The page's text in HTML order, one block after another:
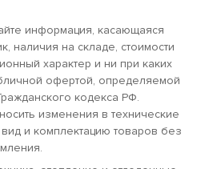
информация, касающаяся
наличия на складе, стоимости
характер и ни при каких
офертой, определяемой
кодекса РФ.
изменения в технические
и комплектацию товаров без